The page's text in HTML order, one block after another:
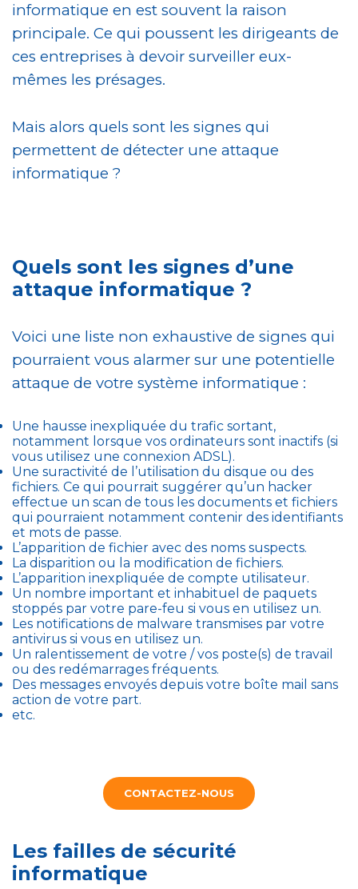
informatique en est souvent la raison
principale. Ce qui poussent les dirigeants de
ces entreprises à devoir surveiller eux-
mêmes les présages.
Mais alors quels sont les signes qui
permettent de détecter une attaque
informatique ?
Quels sont les signes d’une
attaque informatique ?
Voici une liste non exhaustive de signes qui
pourraient vous alarmer sur une potentielle
attaque de votre système informatique :
Une hausse inexpliquée du trafic sortant,
notamment lorsque vos ordinateurs sont inactifs (si
vous utilisez une connexion ADSL).
Une suractivité de l’utilisation du disque ou des
fichiers. Ce qui pourrait suggérer qu’un hacker
effectue un scan de tous les documents et fichiers
qui pourraient notamment contenir des identifiants
et mots de passe.
L’apparition de fichier avec des noms suspects.
La disparition ou la modification de fichiers.
L’apparition inexpliquée de compte utilisateur.
Un nombre important et inhabituel de paquets
stoppés par votre pare-feu si vous en utilisez un.
Les notifications de malware transmises par votre
antivirus si vous en utilisez un.
Un ralentissement de votre / vos poste(s) de travail
ou des redémarrages fréquents.
Des messages envoyés depuis votre boîte mail sans
action de votre part.
etc.
CONTACTEZ-NOUS
Les failles de sécurité
informatique